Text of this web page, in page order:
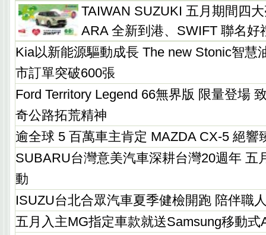
TAIWAN SUZUKI 五月期間四
ARA 全新到港、SWIFT 聯名好
Kia以新能源驅動成長 The new Stonic智慧
市訂單突破600張
Ford Territory Legend 66無界版 限量登場
奇公路拓荒精神
逾全球 5 百萬車主肯定 MAZDA CX-5 絕響
SUBARU台灣意美汽車深耕台灣20週年 五
動
ISUZU台北合眾汽車夏季健檢開跑 陪伴職
五月入主MG指定車款就送Samsung移動式